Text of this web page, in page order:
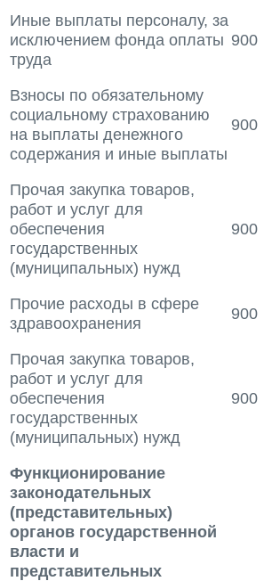
Иные выплаты персоналу, за
исключением фонда оплаты
труда
900
Взносы по обязательному
социальному страхованию
на выплаты денежного
содержания и иные выплаты
900
Прочая закупка товаров,
работ и услуг для
обеспечения
государственных
(муниципальных) нужд
900
Прочие расходы в сфере
здравоохранения
900
Прочая закупка товаров,
работ и услуг для
обеспечения
государственных
(муниципальных) нужд
900
Функционирование
законодательных
(представительных)
органов государственной
власти и
представительных